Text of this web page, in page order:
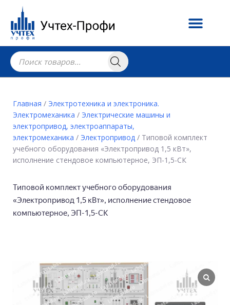
Главная / Электротехника и электроника.
Электромеханика / Электрические машины и
электропривод, электроаппараты,
электромеханика / Электропривод / Типовой комплект
учебного оборудования «Электропривод 1,5 кВт»,
исполнение стендовое компьютерное, ЭП-1,5-СК
Типовой комплект учебного оборудования
«Электропривод 1,5 кВт», исполнение стендовое
компьютерное, ЭП-1,5-СК